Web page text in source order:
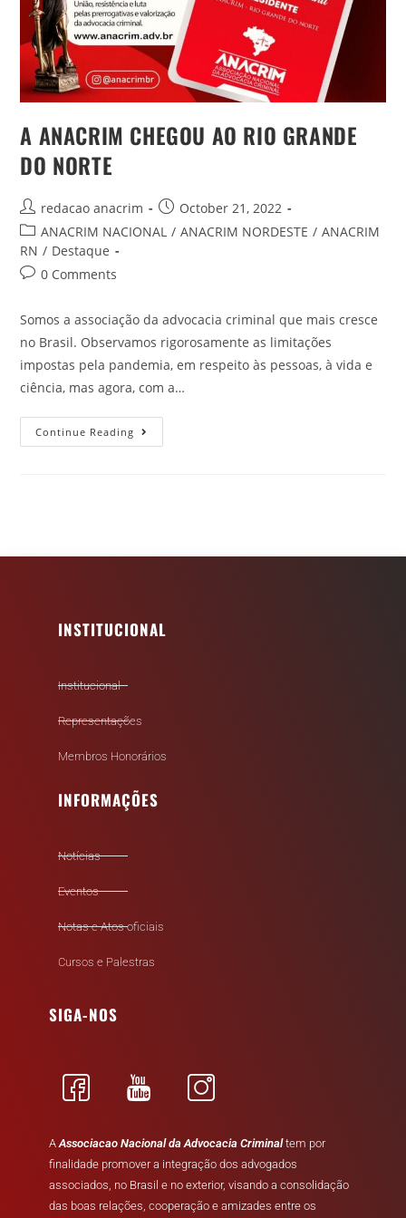
A ANACRIM CHEGOU AO RIO GRANDE
DO NORTE
redacao anacrim
October 21, 2022
ANACRIM NACIONAL / ANACRIM NORDESTE / ANACRIM
RN / Destaque
0 Comments
Somos a associação da advocacia criminal que mais cresce
no Brasil. Observamos rigorosamente as limitações
impostas pela pandemia, em respeito às pessoas, à vida e
ciência, mas agora, com a…
Continue Reading
INSTITUCIONAL
Institucional
Representações
Membros Honorários
INFORMAÇÕES
Notícias
Eventos
Notas e Atos oficiais
Cursos e Palestras
SIGA-NOS
AAssociacao Nacional da Advocacia Criminaltem por
finalidade promover a integração dos advogados
associados, no Brasil e no exterior, visando a consolidação
das boas relações, cooperação e amizades entre os